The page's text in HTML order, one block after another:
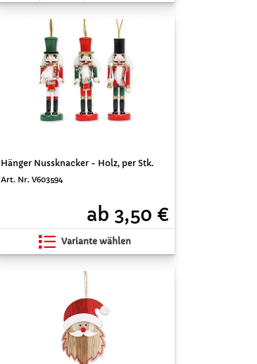
Hänger Nussknacker - Holz, per Stk.
Art. Nr. V603594
ab 3,50 €
Variante wählen